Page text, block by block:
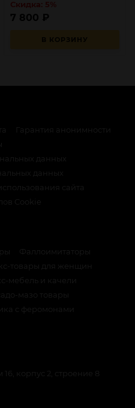
В КОРЗИНУ
7 800 ₽
Гарантия анонимности
данных
данных
сайта
Cookie
Фаллоимитаторы
товары для женщин
мебель и качели
мазо товары
с феромонами
корпус 2, строение 8